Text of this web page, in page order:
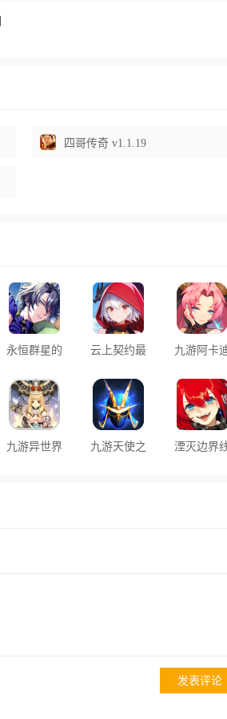
四哥传奇 v1.1.19
永恒群星的
最新版
云上契约最
九游阿卡
九游异世界
九游天使之
湮灭边界